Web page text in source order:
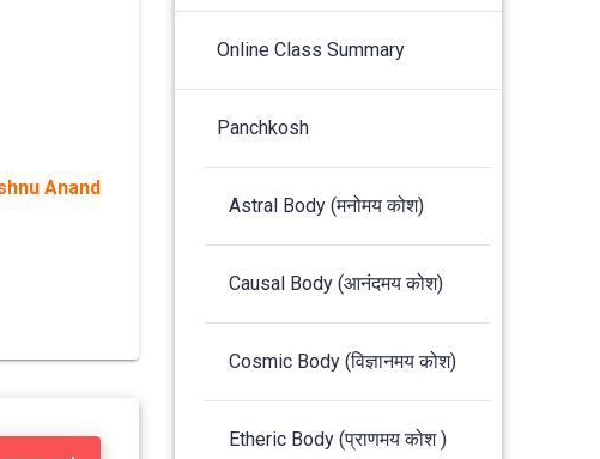
Anand
Online Class Summary
Panchkosh
Astral Body (मनोमय कोश)
Causal Body (आनंदमय कोश)
Cosmic Body (विज्ञानमय कोश)
Etheric Body (प्राणमय कोश )